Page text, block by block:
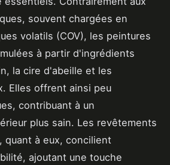
souvent chargées en
volatils (COV), les peintures
à partir d'ingrédients
la cire d'abeille et les
Elles offrent ainsi peu
contribuant à un
plus sain. Les revêtements
quant à eux, concilient
ajoutant une touche